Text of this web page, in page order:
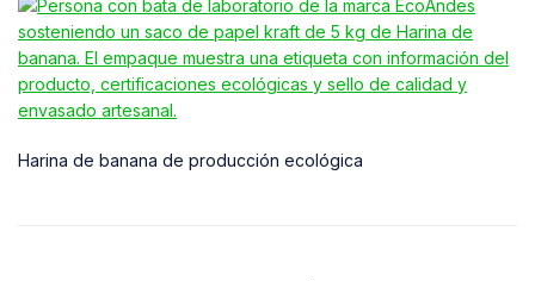
Harina de banana de producción ecológica